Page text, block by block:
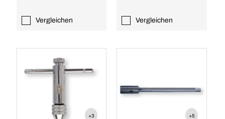
Vergleichen Vergleichen
+3 +5